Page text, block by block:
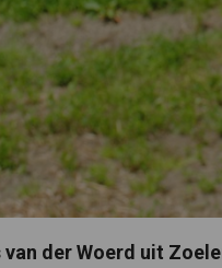
der Woerd uit